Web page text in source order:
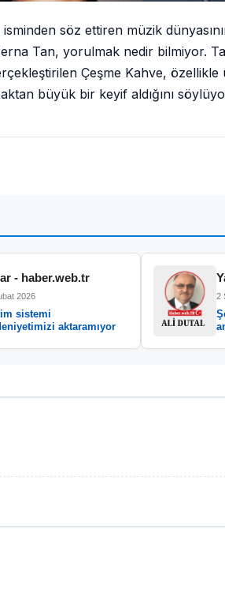
isminden söz ettiren müzik
Tan, yorulmak nedir bilmiyor.
Çeşme Kahve,
büyük bir keyif aldığını
- haber.web.tr
2026
sistemi
aktaramıyor
2